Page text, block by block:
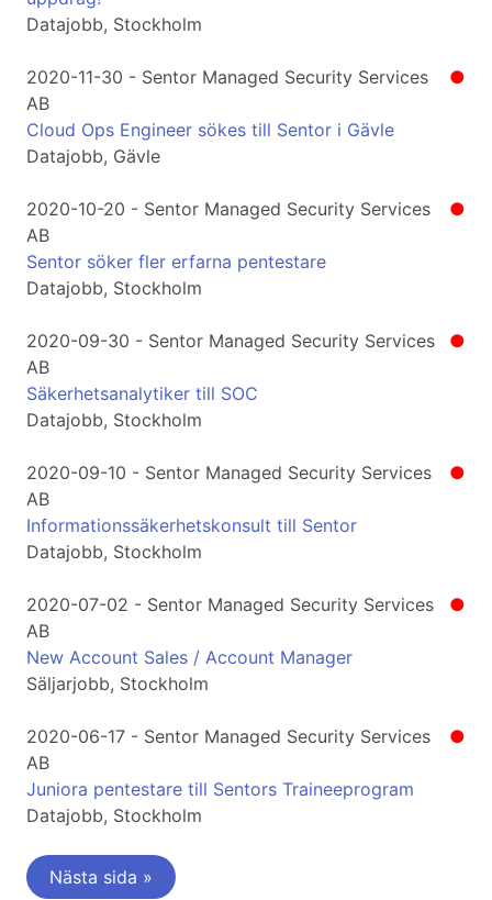
Datajobb, Stockholm
●
2020-11-30 - Sentor Managed Security Services
AB
Cloud Ops Engineer sökes till Sentor i Gävle
Datajobb, Gävle
●
2020-10-20 - Sentor Managed Security Services
AB
Sentor söker fler erfarna pentestare
Datajobb, Stockholm
●
2020-09-30 - Sentor Managed Security Services
AB
Säkerhetsanalytiker till SOC
Datajobb, Stockholm
●
2020-09-10 - Sentor Managed Security Services
AB
Informationssäkerhetskonsult till Sentor
Datajobb, Stockholm
●
2020-07-02 - Sentor Managed Security Services
AB
New Account Sales / Account Manager
Säljarjobb, Stockholm
●
2020-06-17 - Sentor Managed Security Services
AB
Juniora pentestare till Sentors Traineeprogram
Datajobb, Stockholm
Nästa sida »